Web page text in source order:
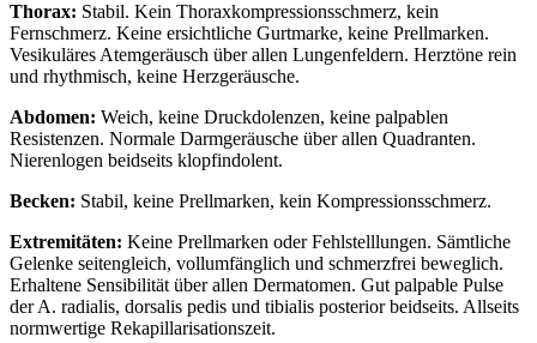
Thorax: Stabil. Kein Thoraxkompressionsschmerz, kein
Fernschmerz. Keine ersichtliche Gurtmarke, keine Prellmarken.
Vesikuläres Atemgeräusch über allen Lungenfeldern. Herztöne rein
und rhythmisch, keine Herzgeräusche.
Abdomen: Weich, keine Druckdolenzen, keine palpablen
Resistenzen. Normale Darmgeräusche über allen Quadranten.
Nierenlogen beidseits klopfindolent.
Becken: Stabil, keine Prellmarken, kein Kompressionsschmerz.
Extremitäten: Keine Prellmarken oder Fehlstelllungen. Sämtliche
Gelenke seitengleich, vollumfänglich und schmerzfrei beweglich.
Erhaltene Sensibilität über allen Dermatomen. Gut palpable Pulse
der A. radialis, dorsalis pedis und tibialis posterior beidseits. Allseits
normwertige Rekapillarisationszeit.